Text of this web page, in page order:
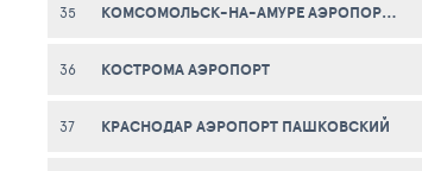
35 КОМСОМОЛЬСК-НА-АМУРЕ АЭРОПОРТ ХУРБА
36 КОСТРОМА АЭРОПОРТ
37 КРАСНОДАР АЭРОПОРТ ПАШКОВСКИЙ